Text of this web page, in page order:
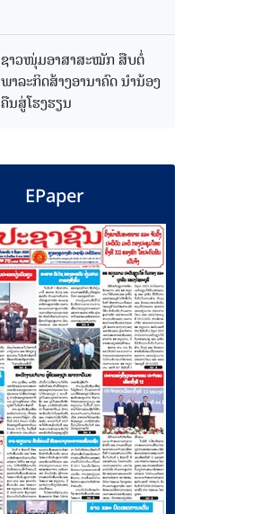
ຊາວໜຸ່ມອາສາສະໝັກ ສືບຕໍ່
ພາລະກິດສ້າງອານາຄົດ ນໍານ້ອງ
ຄືນສູ່ໂຮງຮຽນ
EPaper